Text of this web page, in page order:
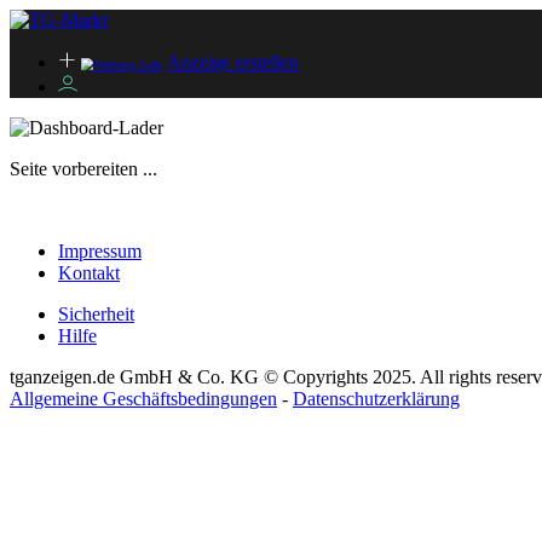
Anzeige erstellen
Seite vorbereiten ...
Impressum
Kontakt
Sicherheit
Hilfe
tganzeigen.de GmbH & Co. KG © Copyrights 2025. All rights
Allgemeine Geschäftsbedingungen - Datenschutzerklärung